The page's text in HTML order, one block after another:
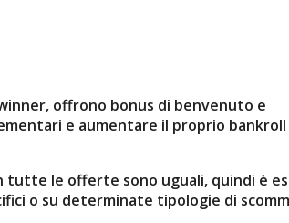
offrono bonus di benvenuto e
e aumentare il proprio bankroll
tutte le offerte sono uguali, quindi è
o su determinate tipologie di